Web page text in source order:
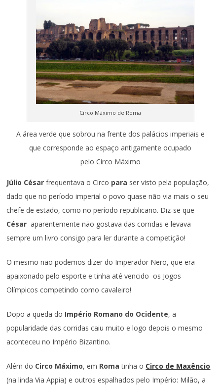
Circo Máximo de Roma
A área verde que sobrou na frente dos palácios imperiais e
que corresponde ao espaço antigamente ocupado
pelo Circo Máximo
Júlio César frequentava o Circo para ser visto pela população,
dado que no período imperial o povo quase não via mais o seu
chefe de estado, como no período republicano. Diz-se que
César aparentemente não gostava das corridas e levava
sempre um livro consigo para ler durante a competição!
O mesmo não podemos dizer do Imperador Nero, que era
apaixonado pelo esporte e tinha até vencido os Jogos
Olímpicos competindo como cavaleiro!
Dopo a queda do Império Romano do Ocidente, a
popularidade das corridas caiu muito e logo depois o mesmo
aconteceu no Império Bizantino.
Além do Circo Máximo, em Romatinha o Circo de Maxêncio
(na linda Via Appia) e outros espalhados pelo Império: Milão, a